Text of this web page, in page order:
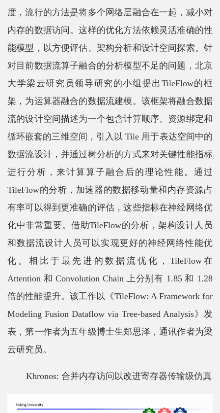
台
基
地
学
生
工
贤
纳
士
校
友
中
度，流行的方法是将多个网络层融合在一起，减小对
内存的数据访问。这样的优化方法依赖灵活准确的性
能模型，以方便评估、架构分析和设计空间探索。针
对目前数据流算子融合的分析模型不足的问题，北京
大学梁云研究员领导研究的小组提出TileFlow的框
架，为运算器融合的数据流建模。该框架将融合数据
流的设计空间描述为一个包含计算顺序、资源绑定和
循环嵌套的三维空间，引入以 Tile 用于表达空间中的
数据流设计，并通过树分析的方式来对关键性能指标
进行分析，来计算算子融合后的理论性能。通过
TileFlow的分析，加速器的数据移动量和内存资源占
有率可以得到更准确的评估，这些指标在神经网络优
化中非常重要。借助TileFlow的分析，架构设计人员
和数据流设计人员可以实现更好的神经网络性能优
化。相比于最先进的数据流优化，TileFlow在
Attention 和 Convolution Chain 上分别有 1.85 和 1.28
倍的性能提升。该工作以《TileFlow: A Framework for
Modeling Fusion Dataflow via Tree-based Analysis》发
表，第一作者为五年级博士生郑思泽，通讯作者为梁
云研究员。
Khronos: 合并内存访问以改进寄存器传输级仿真